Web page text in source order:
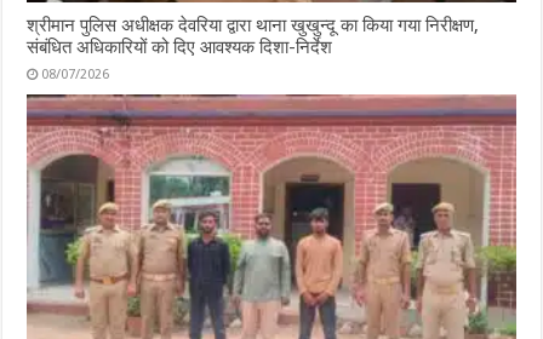
श्रीमान पुलिस अधीक्षक देवरिया द्वारा थाना खुखुन्दू का किया गया निरीक्षण,
संबंधित अधिकारियों को दिए आवश्यक दिशा-निर्देश
08/07/2026